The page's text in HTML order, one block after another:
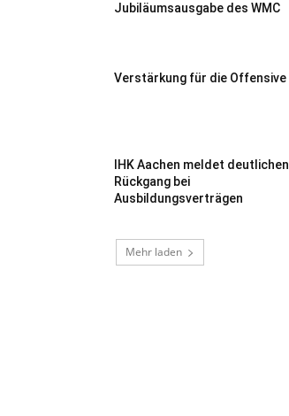
Jubiläumsausgabe des WMC
Verstärkung für die Offensive
IHK Aachen meldet deutlichen
Rückgang bei
Ausbildungsverträgen
Mehr laden